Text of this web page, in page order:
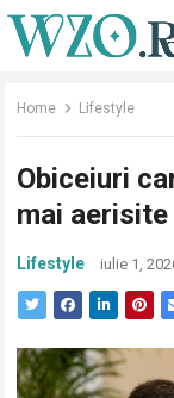
Home Lifestyle
Obiceiuri
mai aerisite
Lifestyle iulie 1,